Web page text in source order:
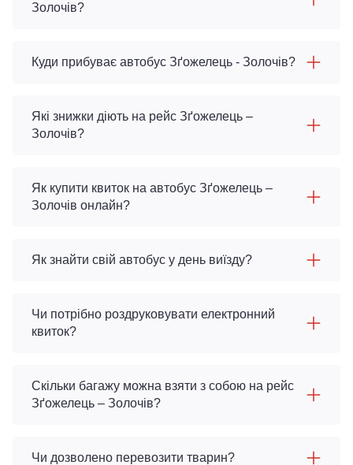
Золочів?
Куди прибуває автобус Зґожелець - Золочів?
Які знижки діють на рейс Зґожелець –
Золочів?
Як купити квиток на автобус Зґожелець –
Золочів онлайн?
Як знайти свій автобус у день виїзду?
Чи потрібно роздруковувати електронний
квиток?
Скільки багажу можна взяти з собою на рейс
Зґожелець – Золочів?
Чи дозволено перевозити тварин?